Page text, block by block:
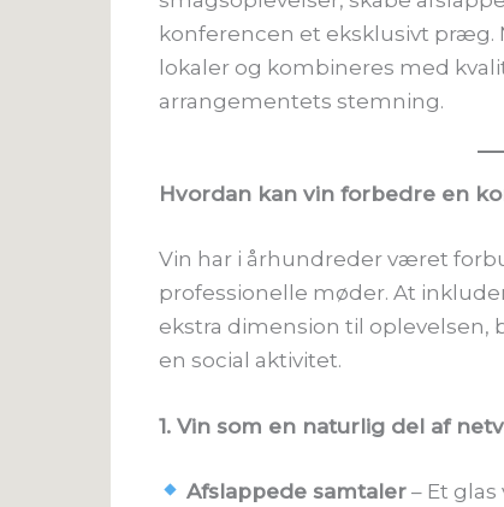
konferencen et eksklusivt præg.
lokaler og kombineres med
arrangementets stemning.
Hvordan kan vin forbedre en
Vin har i århundreder været
professionelle møder. At
ekstra dimension til oplevelsen,
en social aktivitet.
1. Vin som en naturlig del af
Afslappede samtaler – Et